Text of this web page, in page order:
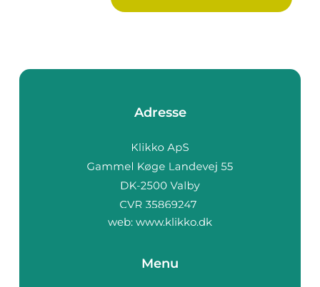
Adresse
web: www.klikko.dk
Menu